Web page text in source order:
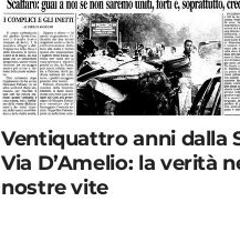
Ventiquattro anni dalla
Via D’Amelio: la verità
nostre vite